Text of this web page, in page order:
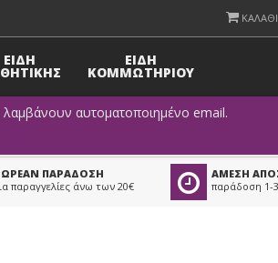
ΚΑΛΑΘΙ
ΕΙΔΗ ΕΙΔΗ
ΚΟΜΜΩΤΗΡΙΟΥ
λαμβάνουν αυτοματοποιημένο email.
ΠΑΡΑΔΟΣΗ
παραγγελίες άνω των 20€
ΑΜΕΣΗ
παράδοση 1-